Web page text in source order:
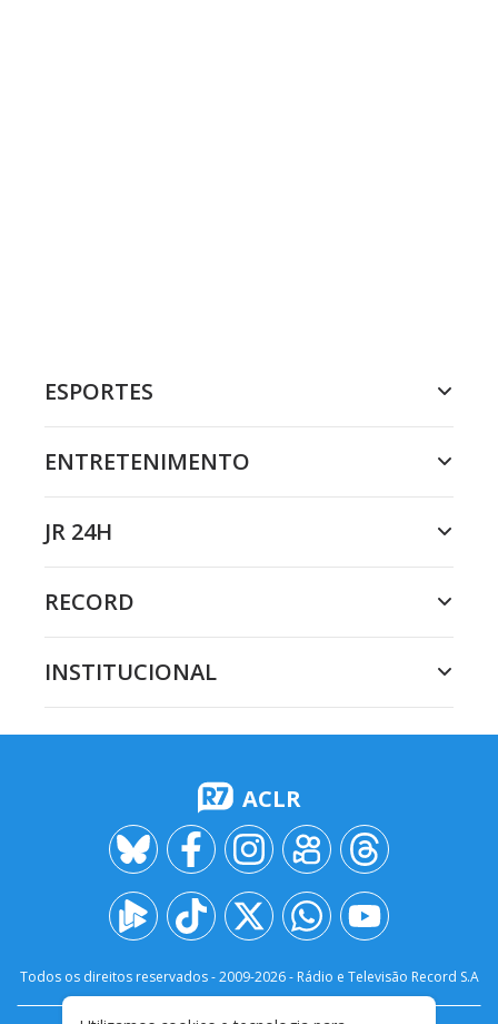
ESPORTES
ENTRETENIMENTO
JR 24H
RECORD
INSTITUCIONAL
ACLR
Todos os direitos reservados - 2009-2026- Rádio e Televisão Record S.A